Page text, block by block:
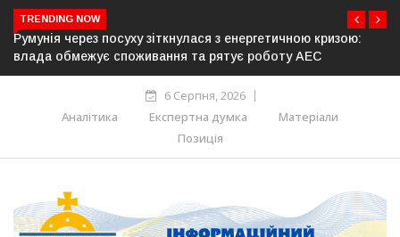
TRENDING NOW
зіткнулася з енергетичною кризою:
та рятує роботу АЕС
Латвія готова
розблокування
6 Серпня, 2026
Аналітика
Експертна думка
Матеріали
Позиція